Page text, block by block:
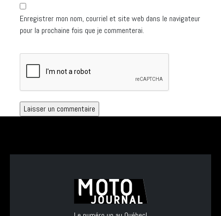
Enregistrer mon nom, courriel et site web dans le navigateur
pour la prochaine fois que je commenterai.